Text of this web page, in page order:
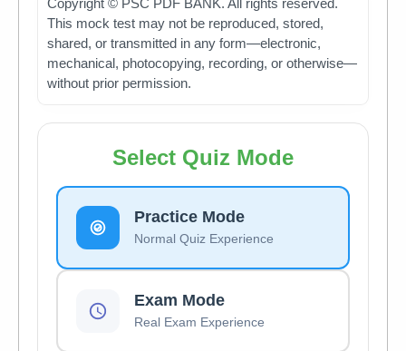
This mock test may not be reproduced, stored,
shared, or transmitted in any form—electronic,
mechanical, photocopying, recording, or otherwise—
without prior permission.
Select Quiz Mode
Practice Mode
Normal Quiz Experience
Exam Mode
Real Exam Experience